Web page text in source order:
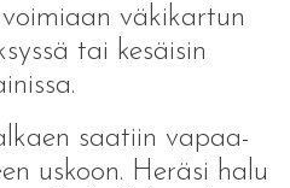
väkikartun
tai kesäisin
saatiin vapaa-
uskoon. Heräsi halu